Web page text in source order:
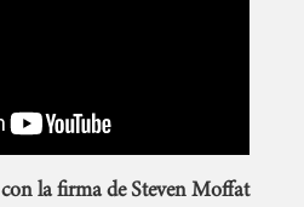
la firma de Steven Moffat